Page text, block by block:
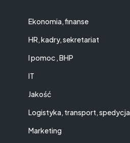
Ekonomia, finanse
HR, kadry, sekretariat
I pomoc , BHP
IT
Jakość
Logistyka, transport, spedycja
Marketing